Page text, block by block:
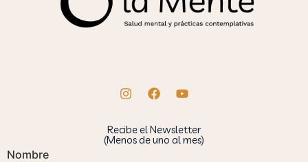
Recibe el Newsletter
(Menos de uno al mes)
Nombre